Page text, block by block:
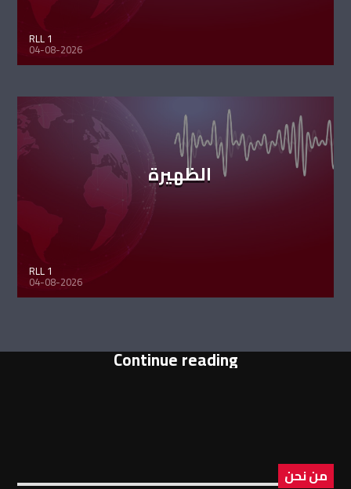
RLL 1
04-08-2026
الظهيرة
RLL 1
04-08-2026
Continue reading
من نحن